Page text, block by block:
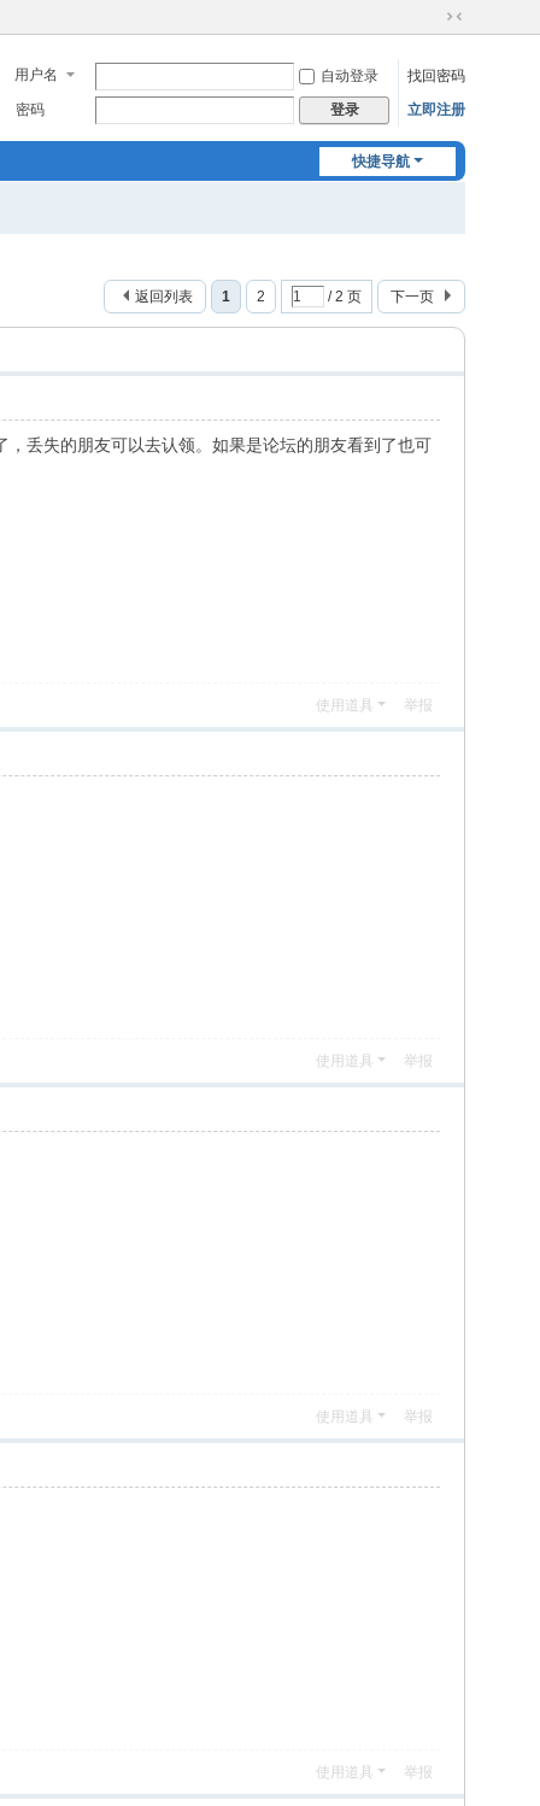
切
到
窄
用户名 自动登录
找回密码
密码
登录 立即注册
快捷导航
1 2 / 2 页 下一页
返回列表
丢失的朋友可以去认领。如果是论坛的朋友看到了也可
使用道具 举报
使用道具 举报
使用道具 举报
使用道具 举报